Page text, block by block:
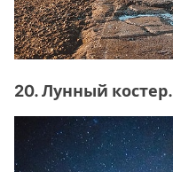
20. Лунный костер.